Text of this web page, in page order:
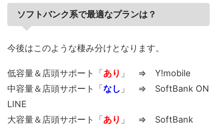
ソフトバンク系で最適なプランは？
今後はこのような棲み分けとなります。
低容量＆店頭サポート「 あり 」 ⇒ Y!mobile
中容量＆店頭サポート「 なし 」 ⇒ SoftBank ON
LINE
大容量＆店頭サポート「 あり 」 ⇒ SoftBank